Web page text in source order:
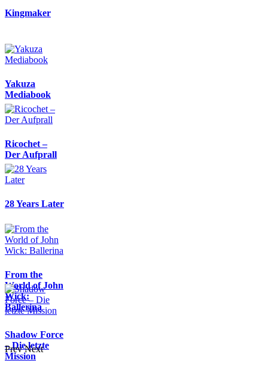
Kingmaker
Yakuza
Mediabook
Ricochet –
Der Aufprall
28 Years Later
From the
World of John
Wick:
Ballerina
Shadow Force
– Die letzte
Mission
Prev Next